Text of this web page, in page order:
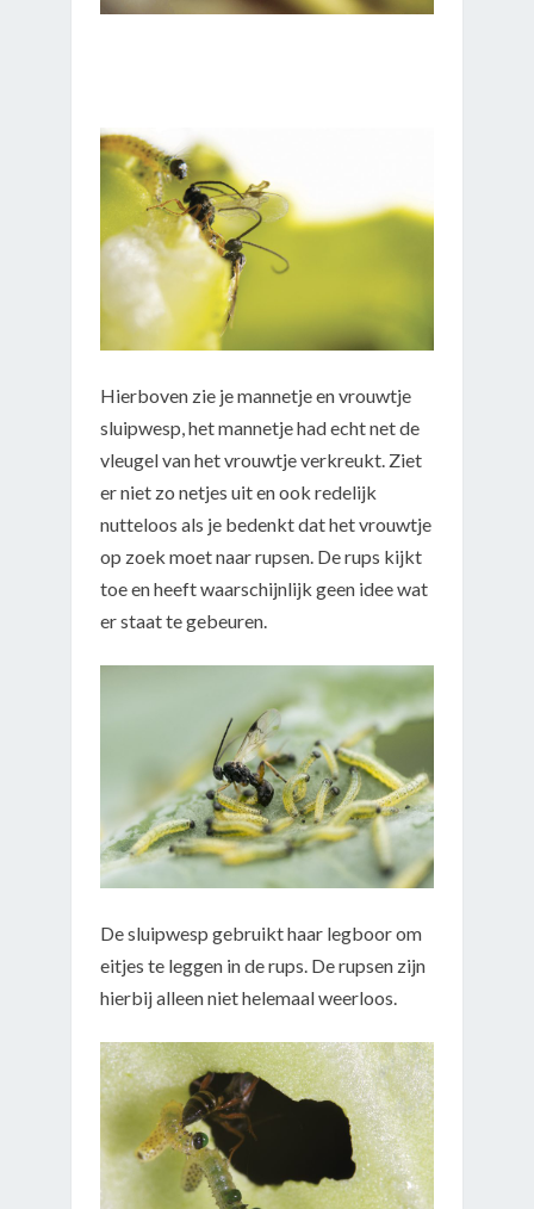
Hierboven zie je mannetje en vrouwtje
sluipwesp, het mannetje had echt net de
vleugel van het vrouwtje verkreukt. Ziet
er niet zo netjes uit en ook redelijk
nutteloos als je bedenkt dat het vrouwtje
op zoek moet naar rupsen. De rups kijkt
toe en heeft waarschijnlijk geen idee wat
er staat te gebeuren.
De sluipwesp gebruikt haar legboor om
eitjes te leggen in de rups. De rupsen zijn
hierbij alleen niet helemaal weerloos.